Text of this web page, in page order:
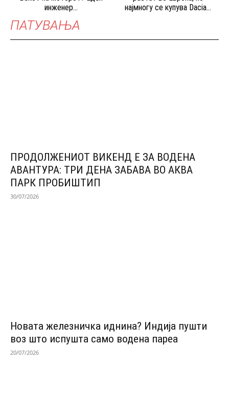
инженер...
најмногу се купува Dacia...
ПАТУВАЊА
ПРОДОЛЖЕНИОТ ВИКЕНД Е ЗА ВОДЕНА
АВАНТУРА: ТРИ ДЕНА ЗАБАВА ВО АКВА
ПАРК ПРОБИШТИП
30/07/2026
Новата железничка иднина? Индија пушти
воз што испушта само водена пареа
20/07/2026